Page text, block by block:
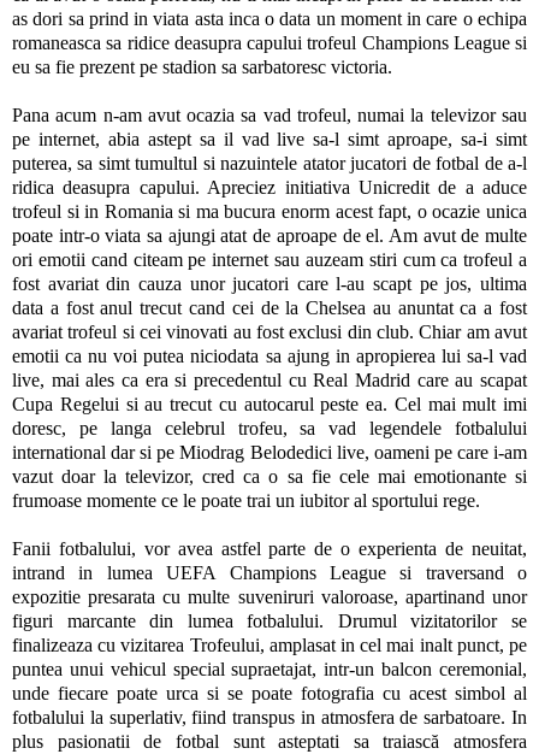
as dori sa prind in viata asta inca o data un moment in care o echipa
romaneasca sa ridice deasupra capului trofeul Champions League si
eu sa fie prezent pe stadion sa sarbatoresc victoria.
Pana acum n-am avut ocazia sa vad trofeul, numai la televizor sau
pe internet, abia astept sa il vad live sa-l simt aproape, sa-i simt
puterea, sa simt tumultul si nazuintele atator jucatori de fotbal de a-l
ridica deasupra capului. Apreciez initiativa Unicredit de a aduce
trofeul si in Romania si ma bucura enorm acest fapt, o ocazie unica
poate intr-o viata sa ajungi atat de aproape de el. Am avut de multe
ori emotii cand citeam pe internet sau auzeam stiri cum ca trofeul a
fost avariat din cauza unor jucatori care l-au scapt pe jos, ultima
data a fost anul trecut cand cei de la Chelsea au anuntat ca a fost
avariat trofeul si cei vinovati au fost exclusi din club. Chiar am avut
emotii ca nu voi putea niciodata sa ajung in apropierea lui sa-l vad
live, mai ales ca era si precedentul cu Real Madrid care au scapat
Cupa Regelui si au trecut cu autocarul peste ea. Cel mai mult imi
doresc, pe langa celebrul trofeu, sa vad legendele fotbalului
international dar si pe Miodrag Belodedici live, oameni pe care i-am
vazut doar la televizor, cred ca o sa fie cele mai emotionante si
frumoase momente ce le poate trai un iubitor al sportului rege.
Fanii fotbalului, vor avea astfel parte de o experienta de neuitat,
intrand in lumea UEFA Champions League si traversand o
expozitie presarata cu multe suveniruri valoroase, apartinand unor
figuri marcante din lumea fotbalului. Drumul vizitatorilor se
finalizeaza cu vizitarea Trofeului, amplasat in cel mai inalt punct, pe
puntea unui vehicul special supraetajat, intr-un balcon ceremonial,
unde fiecare poate urca si se poate fotografia cu acest simbol al
fotbalului la superlativ, fiind transpus in atmosfera de sarbatoare. In
plus pasionatii de fotbal sunt asteptati sa traiască atmosfera